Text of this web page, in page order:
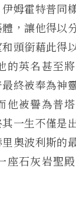
姆霍特普同
，讓他得以
頭銜藉此得
的英名甚至
終被奉為神
他被譽為普
其一生不僅是
奧波利斯的
座石灰岩聖